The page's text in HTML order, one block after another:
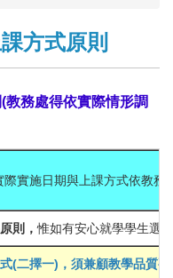
方式原則
教務處得依實際情形調
實施日期與上課方式依教務
則，惟如有安心就學學生選
(二擇一)，須兼顧教學品質